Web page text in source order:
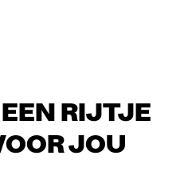
RIJTJE
JOU